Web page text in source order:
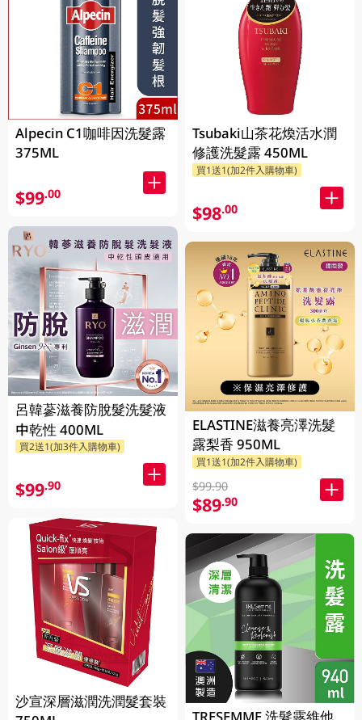
Alpecin C1咖啡因洗髮露
375ML
$99.00
呂韓蔘滋養防脫髮洗髮液
中乾性 400ML
買2送1(加3件入購物車)
$99.90
沙宣深層滋潤洗潤髮套裝
Tsubaki山茶花煥活水潤
修護洗髮露 450ML
買1送1(加2件入購物車)
$98.00
ELASTINE滋養亮澤洗髮
露梨香 950ML
買1送1(加2件入購物車)
$99.90
$89.90